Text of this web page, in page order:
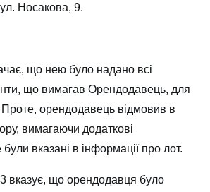
Носакова, 9.
що нею було надано всі
що вимагав Орендодавець, для
Проте, орендодавець відмовив в
вимагаючи додаткові
вказані в інформації про лот.
вказує, що орендодавця було